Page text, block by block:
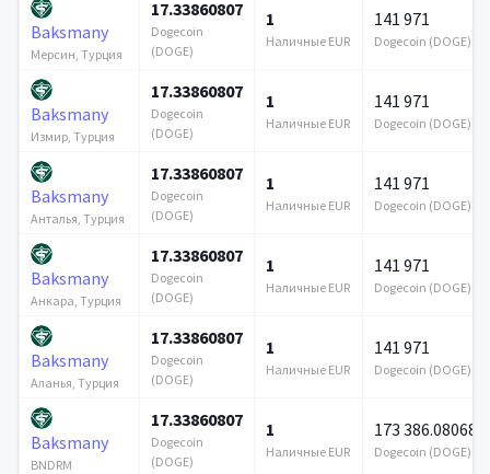
Baksmany
Мерсин, Турция
17.33860807
Dogecoin
(DOGE)
1
Наличные EUR
141 971
Dogecoin (DOGE)
Baksmany
Измир, Турция
17.33860807
Dogecoin
(DOGE)
1
Наличные EUR
141 971
Dogecoin (DOGE)
Baksmany
Анталья, Турция
17.33860807
Dogecoin
(DOGE)
1
Наличные EUR
141 971
Dogecoin (DOGE)
Baksmany
Анкара, Турция
17.33860807
Dogecoin
(DOGE)
1
Наличные EUR
141 971
Dogecoin (DOGE)
Baksmany
Аланья, Турция
17.33860807
Dogecoin
(DOGE)
1
Наличные EUR
141 971
Dogecoin (DOGE)
Baksmany
BNDRM
17.33860807
Dogecoin
(DOGE)
1
Наличные EUR
173 386.080689
Dogecoin (DOGE)